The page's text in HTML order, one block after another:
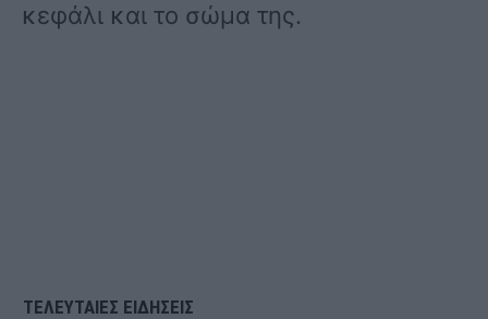
κεφάλι και το σώμα της.
ΤΕΛΕΥΤΑΙΕΣ ΕΙΔΗΣΕΙΣ